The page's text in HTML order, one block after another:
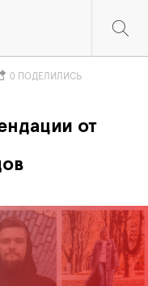
от
0 ПОДЕЛИЛИСЬ